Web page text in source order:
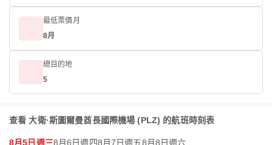
最低票價月
8月
總目的地
5
查看 大衛·斯圖爾曼酋長國際機場 (PLZ) 的航班時刻表
8月5日週三8月6日週四8月7日週五8月8日週六